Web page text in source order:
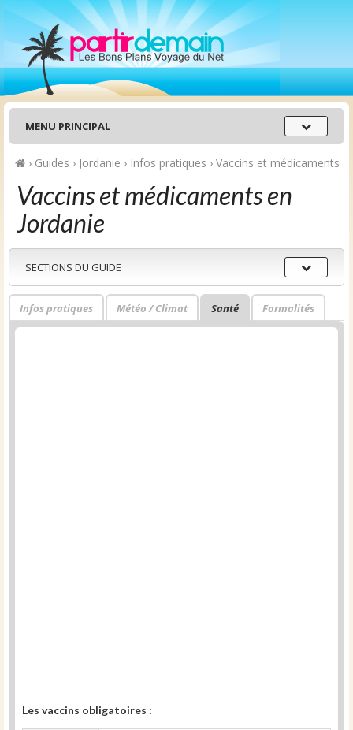
Menu
principal
MENU PRINCIPAL
› Guides › Jordanie › Infos pratiques › Vaccins et médicaments
Vaccins et médicaments en
Jordanie
Sections
du
guide
SECTIONS DU GUIDE
Infos pratiques Météo / Climat Santé Formalités
Les vaccins obligatoires :